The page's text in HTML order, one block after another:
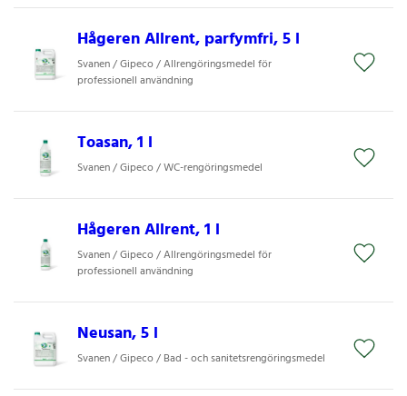
Hågeren Allrent, parfymfri, 5 l
Svanen / Gipeco / Allrengöringsmedel för
professionell användning
Toasan, 1 l
Svanen / Gipeco / WC-rengöringsmedel
Hågeren Allrent, 1 l
Svanen / Gipeco / Allrengöringsmedel för
professionell användning
Neusan, 5 l
Svanen / Gipeco / Bad - och sanitetsrengöringsmedel